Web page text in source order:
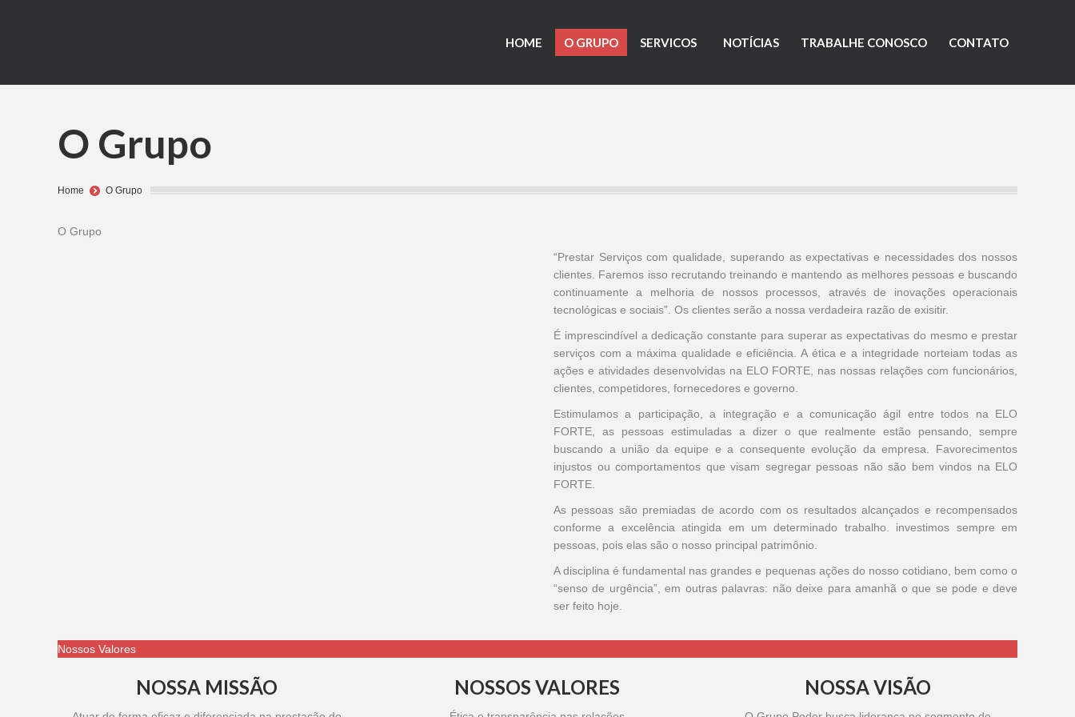
HOME O GRUPO SERVICOS NOTÍCIAS TRABALHE CONOSCO CONTATO
O Grupo
You are here:
Home O Grupo
O Grupo
“Prestar Serviços com qualidade, superando as expectativas e necessidades dos nossos
clientes. Faremos isso recrutando treinando e mantendo as melhores pessoas e buscando
continuamente a melhoria de nossos processos, através de inovações operacionais
tecnológicas e sociais”. Os clientes serão a nossa verdadeira razão de exisitir.
É imprescindível a dedicação constante para superar as expectativas do mesmo e prestar
serviços com a máxima qualidade e eficiência. A ética e a integridade norteiam todas as
ações e atividades desenvolvidas na ELO FORTE, nas nossas relações com funcionários,
clientes, competidores, fornecedores e governo.
Estimulamos a participação, a integração e a comunicação ágil entre todos na ELO
FORTE, as pessoas estimuladas a dizer o que realmente estão pensando, sempre
buscando a união da equipe e a consequente evolução da empresa. Favorecimentos
injustos ou comportamentos que visam segregar pessoas não são bem vindos na ELO
FORTE.
As pessoas são premiadas de acordo com os resultados alcançados e recompensados
conforme a excelência atingida em um determinado trabalho. investimos sempre em
pessoas, pois elas são o nosso principal patrimônio.
A disciplina é fundamental nas grandes e pequenas ações do nosso cotidiano, bem como o
“senso de urgência”, em outras palavras: não deixe para amanhã o que se pode e deve
ser feito hoje.
Nossos Valores
NOSSA MISSÃO NOSSOS VALORES NOSSA VISÃO